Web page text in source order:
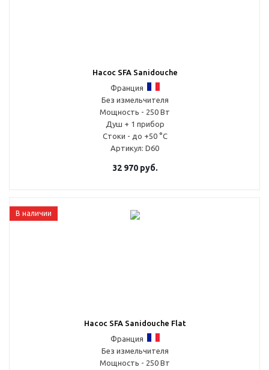
Насос SFA Sanidouche
Франция
Без измельчителя
Мощность - 250 Вт
Душ + 1 прибор
Стоки - до +50 °С
Артикул: D60
32 970руб.
В наличии
Насос SFA Sanidouche Flat
Франция
Без измельчителя
Мощность - 250 Вт